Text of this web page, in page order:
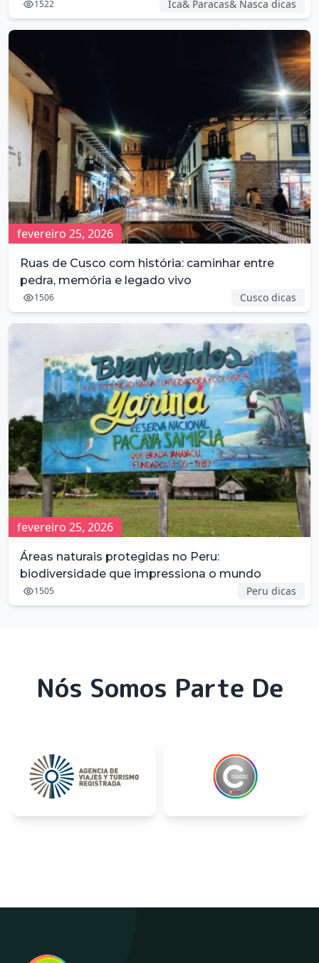
1522 Ica& Paracas& Nasca dicas
fevereiro 25, 2026
Ruas de Cusco com história: caminhar entre
pedra, memória e legado vivo
1506 Cusco dicas
fevereiro 25, 2026
Áreas naturais protegidas no Peru:
biodiversidade que impressiona o mundo
1505 Peru dicas
Nós Somos Parte De